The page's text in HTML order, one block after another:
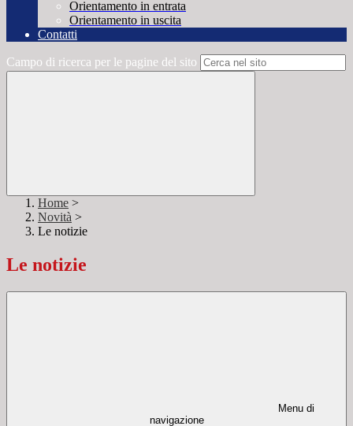
Orientamento in entrata
Orientamento in uscita
Contatti
Campo di ricerca per le pagine del sito
Home >
Novità >
Le notizie
Le notizie
Menu di
navigazione